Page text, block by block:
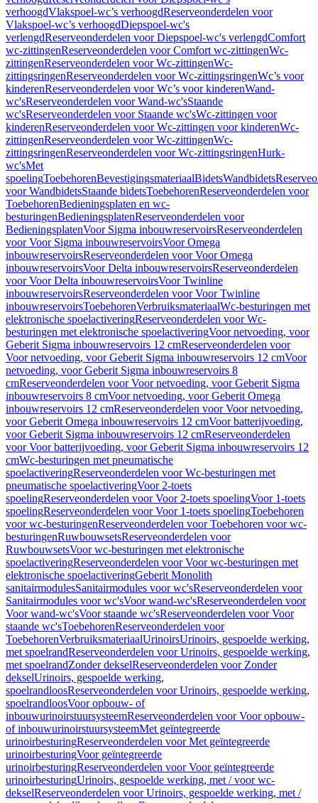
verhoogdVlakspoel-wc’s verhoogdReserveonderdelen voor
Vlakspoel-wc’s verhoogdDiepspoel-wc's
verlengdReserveonderdelen voor Diepspoel-wc's verlengdComfort
wc-zittingenReserveonderdelen voor Comfort wc-zittingenWc-
zittingenReserveonderdelen voor Wc-zittingenWc-
zittingsringenReserveonderdelen voor Wc-zittingsringenWc’s voor
kinderenReserveonderdelen voor Wc’s voor kinderenWand-
wc'sReserveonderdelen voor Wand-wc'sStaande
wc'sReserveonderdelen voor Staande wc'sWc-zittingen voor
kinderenReserveonderdelen voor Wc-zittingen voor kinderenWc-
zittingenReserveonderdelen voor Wc-zittingenWc-
zittingsringenReserveonderdelen voor Wc-zittingsringenHurk-
wc'sMet
spoelingToebehorenBevestigingsmateriaalBidetsWandbidets
voor WandbidetsStaande bidetsToebehorenReserveonderdelen voor
ToebehorenBedieningsplaten en wc-
besturingenBedieningsplatenReserveonderdelen voor
BedieningsplatenVoor Sigma inbouwreservoirsReserveonderdelen
voor Voor Sigma inbouwreservoirsVoor Omega
inbouwreservoirsReserveonderdelen voor Voor Omega
inbouwreservoirsVoor Delta inbouwreservoirsReserveonderdelen
voor Voor Delta inbouwreservoirsVoor Twinline
inbouwreservoirsReserveonderdelen voor Voor Twinline
inbouwreservoirsToebehorenVerbruiksmateriaalWc-besturingen met
elektronische spoelactiveringReserveonderdelen voor Wc-
besturingen met elektronische spoelactiveringVoor netvoeding, voor
Geberit Sigma inbouwreservoirs 12 cmReserveonderdelen voor
Voor netvoeding, voor Geberit Sigma inbouwreservoirs 12 cmVoor
netvoeding, voor Geberit Sigma inbouwreservoirs 8
cmReserveonderdelen voor Voor netvoeding, voor Geberit Sigma
inbouwreservoirs 8 cmVoor netvoeding, voor Geberit Omega
inbouwreservoirs 12 cmReserveonderdelen voor Voor netvoeding,
voor Geberit Omega inbouwreservoirs 12 cmVoor batterijvoeding,
voor Geberit Sigma inbouwreservoirs 12 cmReserveonderdelen
voor Voor batterijvoeding, voor Geberit Sigma inbouwreservoirs 12
cmWc-besturingen met pneumatische
spoelactiveringReserveonderdelen voor Wc-besturingen met
pneumatische spoelactiveringVoor 2-toets
spoelingReserveonderdelen voor Voor 2-toets spoelingVoor 1-toets
spoelingReserveonderdelen voor Voor 1-toets spoelingToebehoren
voor wc-besturingenReserveonderdelen voor Toebehoren voor wc-
besturingenRuwbouwsetsReserveonderdelen voor
RuwbouwsetsVoor wc-besturingen met elektronische
spoelactiveringReserveonderdelen voor Voor wc-besturingen met
elektronische spoelactiveringGeberit Monolith
sanitairmodulesSanitairmodules voor wc'sReserveonderdelen voor
Sanitairmodules voor wc'sVoor wand-wc'sReserveonderdelen voor
Voor wand-wc'sVoor staande wc'sReserveonderdelen voor Voor
staande wc'sToebehorenReserveonderdelen voor
ToebehorenVerbruiksmateriaalUrinoirsUrinoirs, gespoelde werking,
met spoelrandReserveonderdelen voor Urinoirs, gespoelde werking,
met spoelrandZonder dekselReserveonderdelen voor Zonder
dekselUrinoirs, gespoelde werking,
spoelrandloosReserveonderdelen voor Urinoirs, gespoelde werking,
spoelrandloosVoor opbouw- of
inbouwurinoirstuursysteemReserveonderdelen voor Voor opbouw-
of inbouwurinoirstuursysteemMet geïntegreerde
urinoirbesturingReserveonderdelen voor Met geïntegreerde
urinoirbesturingVoor geïntegreerde
urinoirbesturingReserveonderdelen voor Voor geïntegreerde
urinoirbesturingUrinoirs, gespoelde werking, met / voor wc-
dekselReserveonderdelen voor Urinoirs, gespoelde werking, met /